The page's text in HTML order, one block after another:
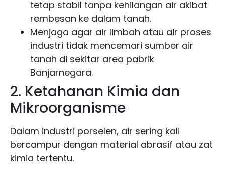
tetap stabil tanpa kehilangan air akibat
rembesan ke dalam tanah.
Menjaga agar air limbah atau air proses
industri tidak mencemari sumber air
tanah di sekitar area pabrik
Banjarnegara.
2. Ketahanan Kimia dan
Mikroorganisme
Dalam industri porselen, air sering kali
bercampur dengan material abrasif atau zat
kimia tertentu.